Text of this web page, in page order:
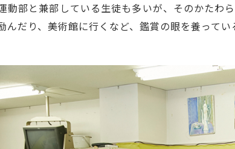
動部と兼部している生徒も多いが、そのかたわ
んだり、美術館に行くなど、鑑賞の眼を養って